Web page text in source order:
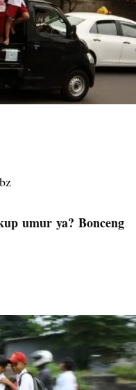
umur ya? Bonceng